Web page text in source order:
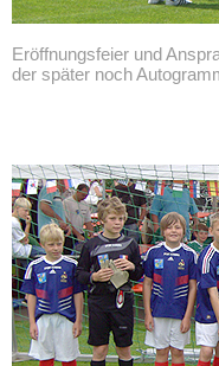
Eröffnungsfeier und
der später noch